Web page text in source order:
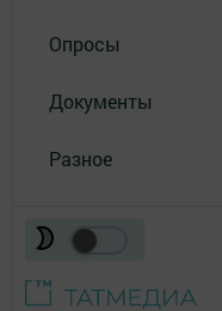
Опросы
Документы
Разное